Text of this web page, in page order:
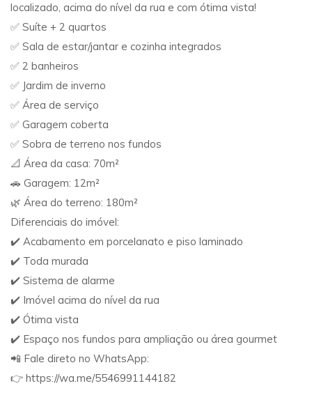
localizado, acima do nível da rua e com ótima vista!
✅ Suíte + 2 quartos
✅ Sala de estar/jantar e cozinha integrados
✅ 2 banheiros
✅ Jardim de inverno
✅ Área de serviço
✅ Garagem coberta
✅ Sobra de terreno nos fundos
📐 Área da casa: 70m²
🚗 Garagem: 12m²
🌿 Área do terreno: 180m²
Diferenciais do imóvel:
✔️ Acabamento em porcelanato e piso laminado
✔️ Toda murada
✔️ Sistema de alarme
✔️ Imóvel acima do nível da rua
✔️ Ótima vista
✔️ Espaço nos fundos para ampliação ou área gourmet
📲 Fale direto no WhatsApp:
👉 https://wa.me/5546991144182